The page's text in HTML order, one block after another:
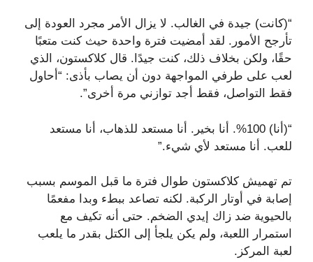
“(كانت) جيدة في الغالب. لا يزال الأمر مجرد العودة إلى
تأرجح الأمور. لقد أمضيت فترة واحدة حيث كنت متعبًا
حقًا، ولكن بخلاف ذلك، كنت جيدًا. قال كلاكستون، الذي
لعب على طرفي المواجهة دون أن يصاب بأذى: “أحاول
فقط التواصل، فقط أجد توازني مرة أخرى”.
“(أنا) 100%. أنا بخير. أنا مستعد للذهاب، أنا مستعد
للعب. أنا مستعد لأي شيء.”
تم تهميش كلاكستون طوال فترة ما قبل الموسم بسبب
إصابة في أوتار الركبة. لكنه تصاعد ببطء وبدا مفعمًا
بالحيوية ضد زاك إيدي الضخم. حتى أنه تكيف مع
استمرار اللعبة، ولم يكن يلجأ إلى الكتل بقدر ما يلعب
لعبة المركز.